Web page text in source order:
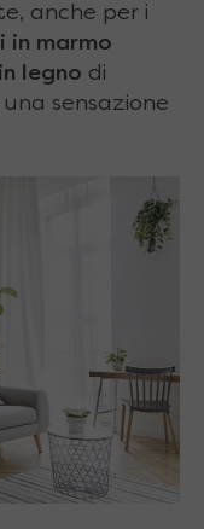
anche per i
in marmo
legno di
sensazione